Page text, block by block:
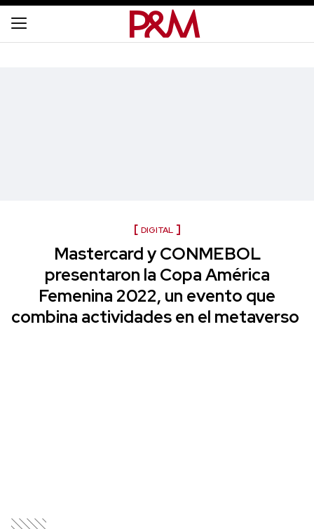
DIGITAL
Mastercard y CONMEBOL
presentaron la Copa América
Femenina 2022, un evento que
combina actividades en el metaverso